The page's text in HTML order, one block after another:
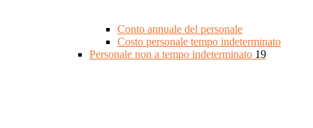
Conto annuale del personale
Costo personale tempo indeterminato
Personale non a tempo indeterminato 19